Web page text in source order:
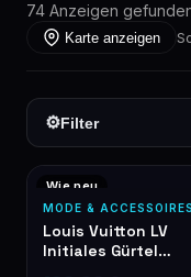
74 Anzeigen
Karte anzeigen
⚙Filter
Wie neu
MODE & ACCESSOIRES
Louis Vuitton LV
Initiales Gürtel